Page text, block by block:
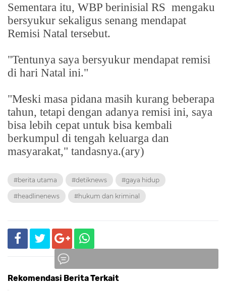
Sementara itu, WBP berinisial RS mengaku
bersyukur sekaligus senang mendapat
Remisi Natal tersebut.
"Tentunya saya bersyukur mendapat remisi
di hari Natal ini."
"Meski masa pidana masih kurang beberapa
tahun, tetapi dengan adanya remisi ini, saya
bisa lebih cepat untuk bisa kembali
berkumpul di tengah keluarga dan
masyarakat," tandasnya.(ary)
#berita utama #detiknews #gaya hidup
#headlinenews #hukum dan kriminal
Rekomendasi Berita Terkait